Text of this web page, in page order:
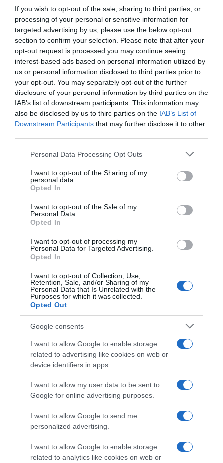
If you wish to opt-out of the sale, sharing to third parties, or
processing of your personal or sensitive information for
targeted advertising by us, please use the below opt-out
section to confirm your selection. Please note that after your
opt-out request is processed you may continue seeing
interest-based ads based on personal information utilized by
us or personal information disclosed to third parties prior to
your opt-out. You may separately opt-out of the further
disclosure of your personal information by third parties on the
IAB’s list of downstream participants. This information may
also be disclosed by us to third parties on the IAB’s List of
Downstream Participants that may further disclose it to other
Please note that this website/app uses one or more Google
not limited to your visit or usage behaviour. You may click to
grant or deny consent to Google and its third-party tags to
use your data for below specified purposes in below Google
consent section.
Personal Data Processing Opt Outs
I want to opt-out of the Sharing of my
personal data.
Opted In
I want to opt-out of the Sale of my
Personal Data.
Opted In
I want to opt-out of processing my
Personal Data for Targeted Advertising.
Opted In
I want to opt-out of Collection, Use,
Retention, Sale, and/or Sharing of my
Personal Data that Is Unrelated with the
Purposes for which it was collected.
Opted Out
Google consents
I want to allow Google to enable storage
related to advertising like cookies on web or
device identifiers in apps.
I want to allow my user data to be sent to
Google for online advertising purposes.
I want to allow Google to send me
personalized advertising.
I want to allow Google to enable storage
related to analytics like cookies on web or
Continue lendo
NÃO CLASSIFICADO
Tensões diplomáticas entre Brasil e Argentina: o que está em
Rafael Oliveira · 4 ago 2026
NÃO CLASSIFICADO
Petróleo Brent cai 8.46% e arrasta commodities em queda
generalizada
NÃO CLASSIFICADO